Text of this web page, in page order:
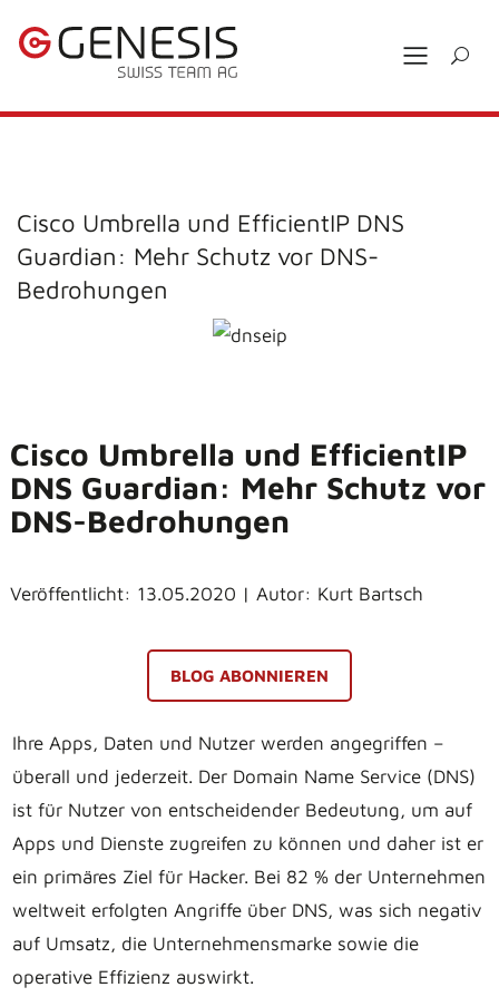
Cisco Umbrella und EfficientIP DNS
Guardian: Mehr Schutz vor DNS-
Bedrohungen
Cisco Umbrella und EfficientIP
DNS Guardian: Mehr Schutz vor
DNS-Bedrohungen
Veröffentlicht: 13.05.2020 | Autor: Kurt Bartsch
BLOG ABONNIEREN
Ihre Apps, Daten und Nutzer werden angegriffen –
überall und jederzeit. Der Domain Name Service (DNS)
ist für Nutzer von entscheidender Bedeutung, um auf
Apps und Dienste zugreifen zu können und daher ist er
ein primäres Ziel für Hacker. Bei 82 % der Unternehmen
weltweit erfolgten Angriffe über DNS, was sich negativ
auf Umsatz, die Unternehmensmarke sowie die
operative Effizienz auswirkt.